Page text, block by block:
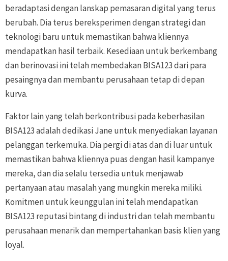
beradaptasi dengan lanskap pemasaran digital yang terus
berubah. Dia terus bereksperimen dengan strategi dan
teknologi baru untuk memastikan bahwa kliennya
mendapatkan hasil terbaik. Kesediaan untuk berkembang
dan berinovasi ini telah membedakan BISA123 dari para
pesaingnya dan membantu perusahaan tetap di depan
kurva.
Faktor lain yang telah berkontribusi pada keberhasilan
BISA123 adalah dedikasi Jane untuk menyediakan layanan
pelanggan terkemuka. Dia pergi di atas dan di luar untuk
memastikan bahwa kliennya puas dengan hasil kampanye
mereka, dan dia selalu tersedia untuk menjawab
pertanyaan atau masalah yang mungkin mereka miliki.
Komitmen untuk keunggulan ini telah mendapatkan
BISA123 reputasi bintang di industri dan telah membantu
perusahaan menarik dan mempertahankan basis klien yang
loyal.